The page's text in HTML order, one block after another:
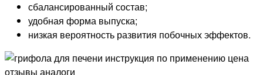
сбалансированный состав;
удобная форма выпуска;
низкая вероятность развития побочных эффектов.